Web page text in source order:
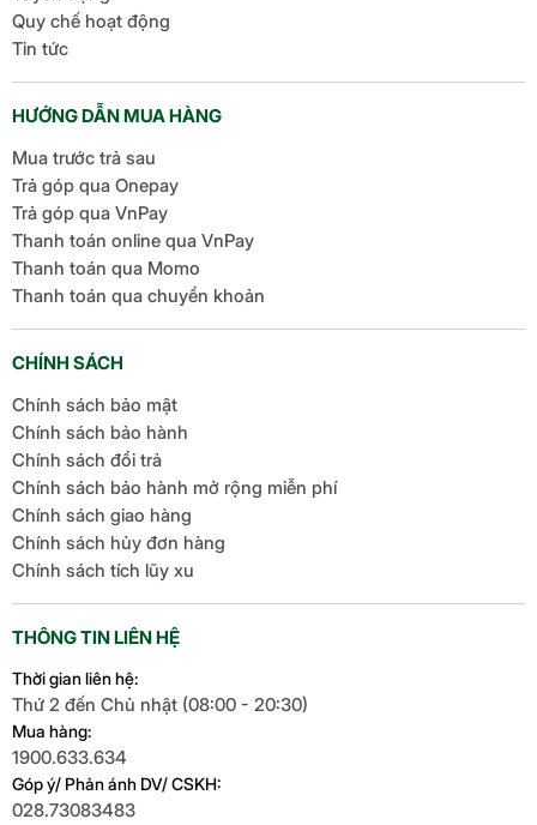
Quy chế hoạt động
Tin tức
HƯỚNG DẪN MUA HÀNG
Mua trước trả sau
Trả góp qua Onepay
Trả góp qua VnPay
Thanh toán online qua VnPay
Thanh toán qua Momo
Thanh toán qua chuyển khoản
CHÍNH SÁCH
Chính sách bảo mật
Chính sách bảo hành
Chính sách đổi trả
Chính sách bảo hành mở rộng miễn phí
Chính sách giao hàng
Chính sách hủy đơn hàng
Chính sách tích lũy xu
THÔNG TIN LIÊN HỆ
Thời gian liên hệ:
Thứ 2 đến Chủ nhật (08:00 - 20:30)
Mua hàng:
1900.633.634
Góp ý/ Phản ánh DV/ CSKH:
028.73083483